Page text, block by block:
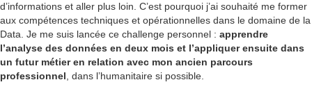
d’informations et aller plus loin. C’est pourquoi j’ai souhaité me former
aux compétences techniques et opérationnelles dans le domaine de la
Data. Je me suis lancée ce challenge personnel : apprendre
l’analyse des données en deux mois et l’appliquer ensuite dans
un futur métier en relation avec mon ancien parcours
professionnel , dans l’humanitaire si possible.